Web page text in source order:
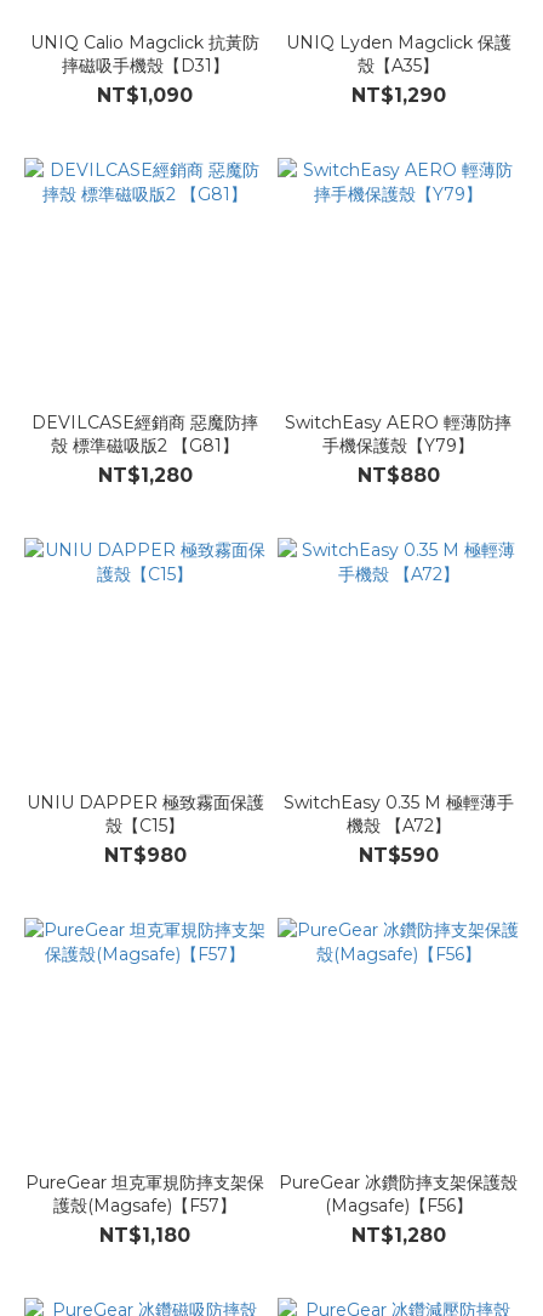
UNIQ Calio Magclick 抗黃防
摔磁吸手機殼【D31】
NT$1,090
UNIQ Lyden Magclick 保護
殼【A35】
NT$1,290
DEVILCASE經銷商 惡魔防摔
殼 標準磁吸版2 【G81】
NT$1,280
SwitchEasy AERO 輕薄防摔
手機保護殼【Y79】
NT$880
UNIU DAPPER 極致霧面保護
殼【C15】
NT$980
SwitchEasy 0.35 M 極輕薄手
機殼 【A72】
NT$590
PureGear 坦克軍規防摔支架保
護殼(Magsafe)【F57】
NT$1,180
PureGear 冰鑽防摔支架保護殼
(Magsafe)【F56】
NT$1,280